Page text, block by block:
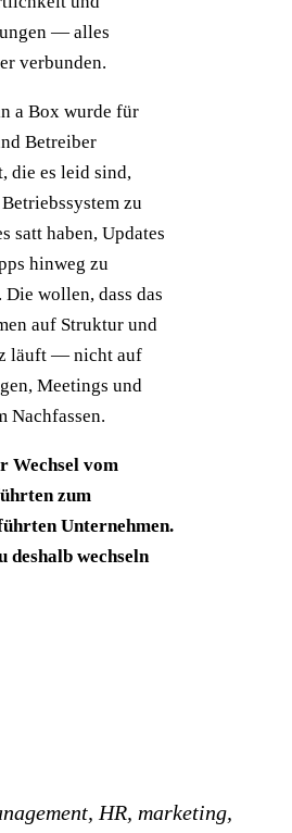
— alles
verbunden.
a Box wurde für
Betreiber
die es leid sind,
zu
satt haben, Updates
hinweg zu
wollen, dass das
auf Struktur und
läuft — nicht auf
Meetings und
Nachfassen.
Wechsel vom
zum
Unternehmen.
deshalb wechseln
HR, marketing,